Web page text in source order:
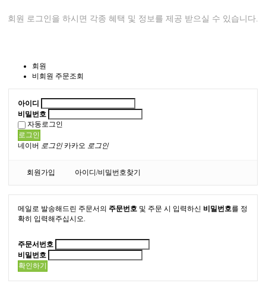
회원 로그인을 하시면 각종 혜택 및 정보를 제공 받으실 수 있습니다.
회원
비회원 주문조회
아이디
비밀번호
자동로그인
로그인
네이버 로그인 카카오 로그인
회원가입 아이디/비밀번호찾기
메일로 발송해드린 주문서의 주문번호 및 주문 시 입력하신 비밀번호를 정
확히 입력해주십시오.
주문서번호
비밀번호
확인하기